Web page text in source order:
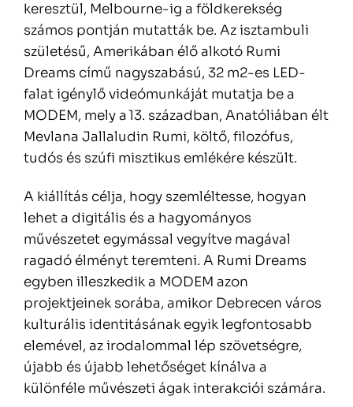
keresztül, Melbourne-ig a földkerekség
számos pontján mutatták be. Az isztambuli
születésű, Amerikában élő alkotó Rumi
Dreams című nagyszabású, 32 m2-es LED-
falat igénylő videómunkáját mutatja be a
MODEM, mely a 13. században, Anatóliában élt
Mevlana Jallaludin Rumi, költő, filozófus,
tudós és szúfi misztikus emlékére készült.
A kiállítás célja, hogy szemléltesse, hogyan
lehet a digitális és a hagyományos
művészetet egymással vegyítve magával
ragadó élményt teremteni. A Rumi Dreams
egyben illeszkedik a MODEM azon
projektjeinek sorába, amikor Debrecen város
kulturális identitásának egyik legfontosabb
elemével, az irodalommal lép szövetségre,
újabb és újabb lehetőséget kínálva a
különféle művészeti ágak interakciói számára.